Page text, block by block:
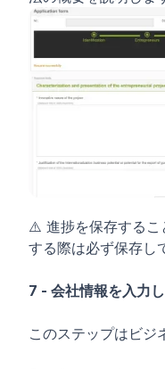
⚠️ 進捗を保存するこ
する際は必ず保存し
7 - 会社情報を入力
このステップはビジ